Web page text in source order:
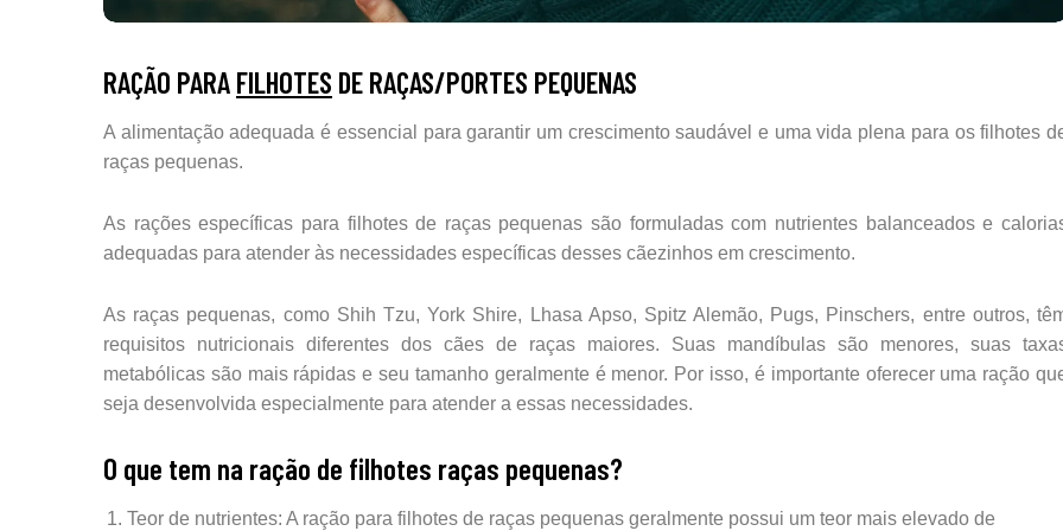
RAÇÃO PARA FILHOTES DE RAÇAS/PORTES PEQUENAS
A alimentação adequada é essencial para garantir um crescimento saudável e uma vida plena para os filhotes
raças pequenas.
As rações específicas para filhotes de raças pequenas são formuladas com nutrientes balanceados e
adequadas para atender às necessidades específicas desses cãezinhos em crescimento.
As raças pequenas, como Shih Tzu, York Shire, Lhasa Apso, Spitz Alemão, Pugs, Pinschers, entre outros,
requisitos nutricionais diferentes dos cães de raças maiores. Suas mandíbulas são menores, suas
metabólicas são mais rápidas e seu tamanho geralmente é menor. Por isso, é importante oferecer uma ração
seja desenvolvida especialmente para atender a essas necessidades.
O que tem na ração de filhotes raças pequenas?
Teor de nutrientes: A ração para filhotes de raças pequenas geralmente possui um teor mais elevado de